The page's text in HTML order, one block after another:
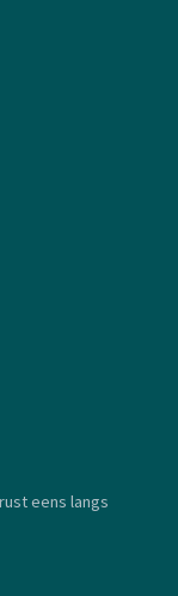
eens langs